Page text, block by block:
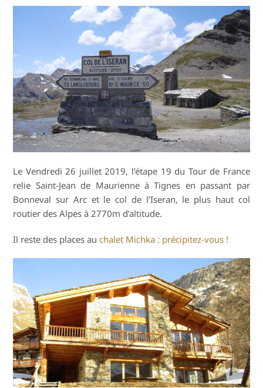
Le Vendredi 26 juillet 2019, l’étape 19 du Tour de France
relie Saint-Jean de Maurienne à Tignes en passant par
Bonneval sur Arc et le col de l’Iseran, le plus haut col
routier des Alpes à 2770m d’altitude.
Il reste des places auchalet Michka : précipitez-vous !